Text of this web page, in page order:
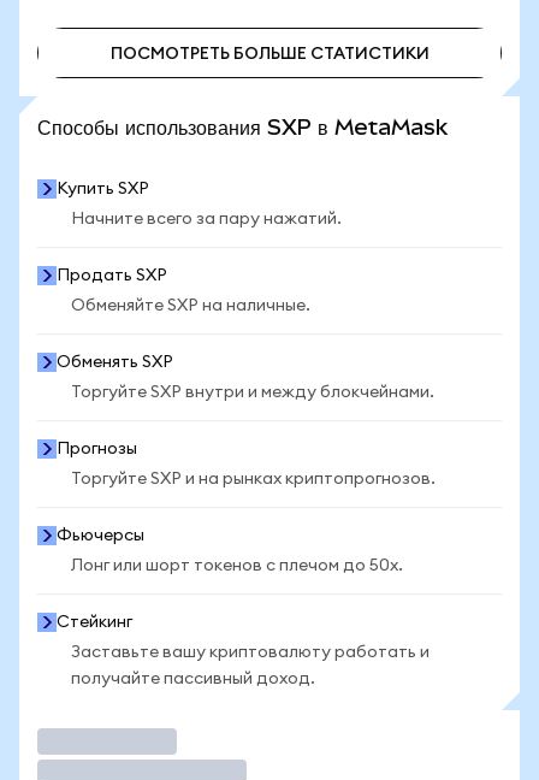
ПОСМОТРЕТЬ БОЛЬШЕ СТАТИСТИКИ
Способы использования SXP в MetaMask
Купить SXP
Начните всего за пару нажатий.
Продать SXP
Обменяйте SXP на наличные.
Обменять SXP
Торгуйте SXP внутри и между блокчейнами.
Прогнозы
Торгуйте SXP и на рынках криптопрогнозов.
Фьючерсы
Лонг или шорт токенов с плечом до 50x.
Стейкинг
Заставьте вашу криптовалюту работать и
получайте пассивный доход.